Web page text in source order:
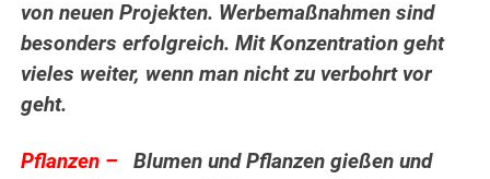
von neuen Projekten. Werbemaßnahmen sind
besonders erfolgreich. Mit Konzentration geht
vieles weiter, wenn man nicht zu verbohrt vor
geht.
Pflanzen –
Blumen und Pflanzen gießen und